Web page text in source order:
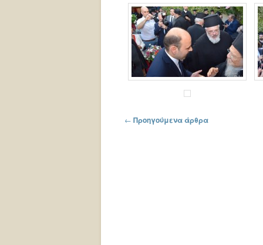
Πλοήγηση στα άρθρα
← Προηγούμενα άρθρα